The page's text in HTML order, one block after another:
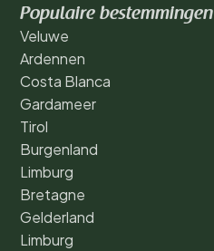
Populaire bestemmingen
Veluwe
Ardennen
Costa Blanca
Gardameer
Tirol
Burgenland
Limburg
Bretagne
Gelderland
Limburg